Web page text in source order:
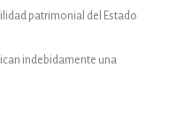
patrimonial del Estado
indebidamente una